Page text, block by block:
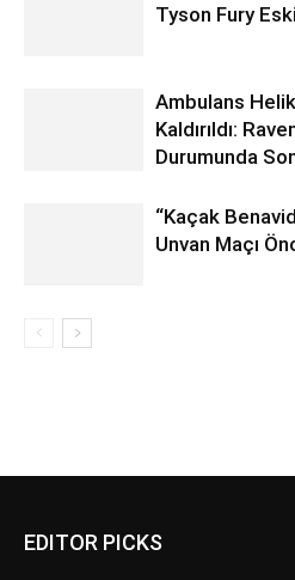
Tyson Fury
Ambulans
Kaldırıldı:
Durumunda
“Kaçak
Unvan Maçı
EDITOR PICKS